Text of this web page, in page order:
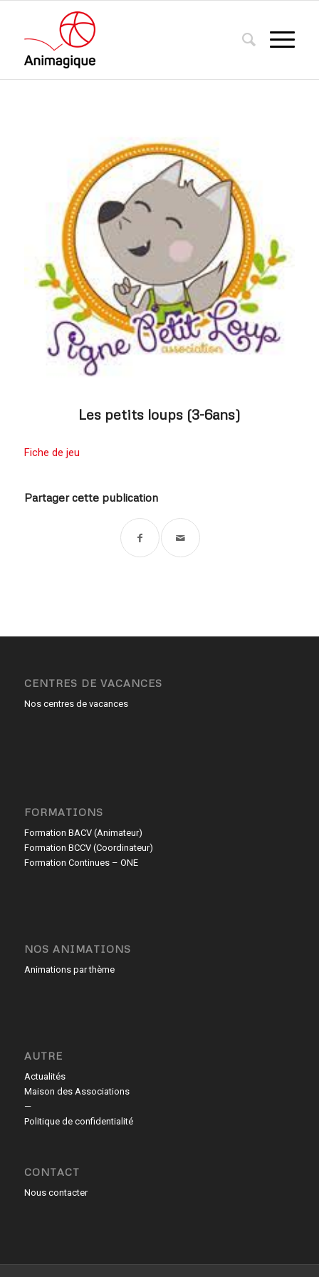
Les petits loups (3-6ans)
Fiche de jeu
Partager cette publication
CENTRES DE VACANCES
Nos centres de vacances
FORMATIONS
Formation BACV (Animateur)
Formation BCCV (Coordinateur)
Formation Continues – ONE
NOS ANIMATIONS
Animations par thème
AUTRE
Actualités
Maison des Associations
—
Politique de confidentialité
CONTACT
Nous contacter